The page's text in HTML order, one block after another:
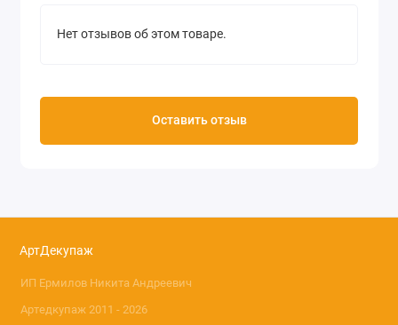
Нет отзывов об этом товаре.
Оставить отзыв
АртДекупаж
ИП Ермилов Никита Андреевич
Артедкупаж 2011 - 2026